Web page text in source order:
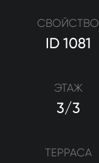
СВОЙСТВО
ID 1081
ЭТАЖ
3/3
ТЕРРАСА